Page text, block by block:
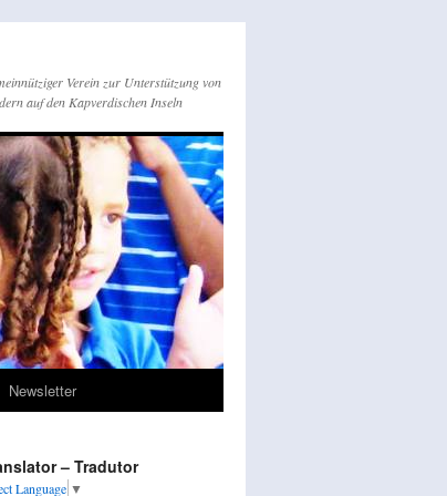
Verein zur Unterstützung von
auf den Kapverdischen Inseln
Newsletter
– Tradutor
Language ▼